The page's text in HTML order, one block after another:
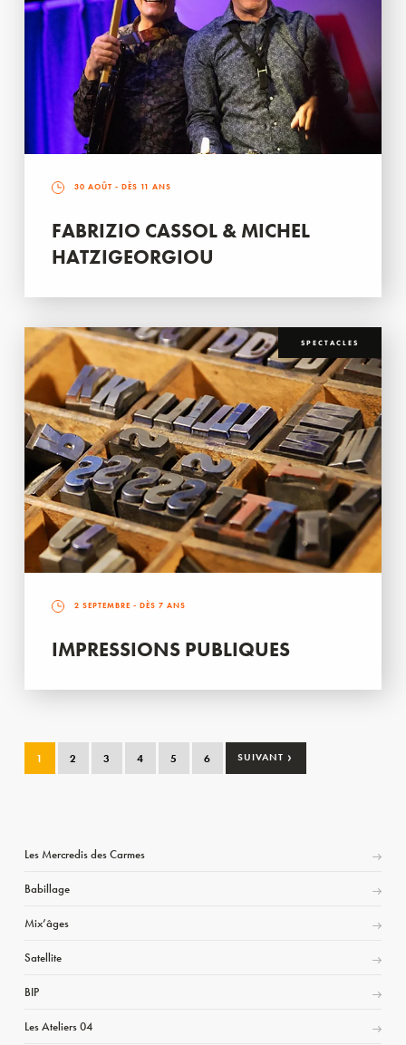
30 AOÛT - DÈS 11 ANS
FABRIZIO CASSOL & MICHEL
HATZIGEORGIOU
SPECTACLES
2 SEPTEMBRE - DÈS 7 ANS
IMPRESSIONS PUBLIQUES
1 2 3 4 5 6 SUIVANT ›
Les Mercredis des Carmes
Babillage
Mix’âges
Satellite
BIP
Les Ateliers 04